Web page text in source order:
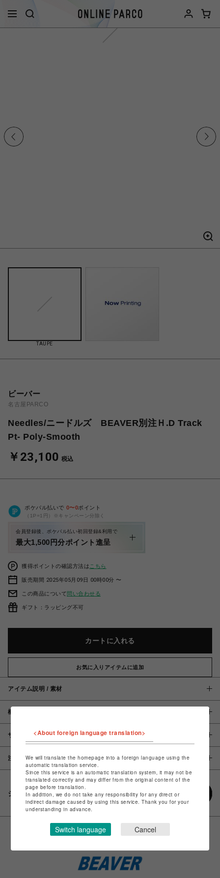
TAUPE
ビーバー
名古屋PARCO
Needles/ニードルズ BEAVER別注Ｈ.D Track
Pt- Poly-Smooth
￥23,100 税込
ポケパル払いで 0〜0ポイント
（1P=1円）※キャンペーン分除く
会員登録後、ポケパル払い初回登録&利用で
最大1,500円分ポイント進呈
獲得ポイントの確認方法は こちら
販売期間 2025年05月09日 00時00分 〜
この商品について問い合わせる
ギフト：ラッピング不可
カートに入れる
お気に入りアイテムに追加
アイテム説明 / 素材
概要
サイズ
注意事項
シェアする
<About foreign language translation>
We will translate the homepage into a foreign language using the
automatic translation service.
Since this service is an automatic translation system, it may not be
translated correctly and may differ from the original content of the
page before translation.
In addition, we do not take any responsibility for any direct or
indirect damage caused by using this service. Thank you for your
understanding in advance.
Switch language Cancel